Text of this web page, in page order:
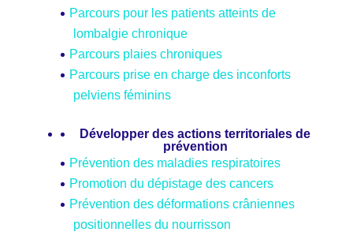
Parcours pour les patients atteints de
lombalgie chronique
Parcours plaies chroniques
Parcours prise en charge des inconforts
pelviens féminins
Développer des actions territoriales de
prévention
Prévention des maladies respiratoires
Promotion du dépistage des cancers
Prévention des déformations crâniennes
positionnelles du nourrisson